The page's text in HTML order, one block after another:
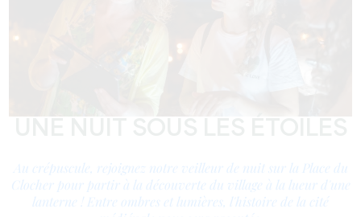
Au crépuscule, rejoignez notre veilleur de nuit sur la Place du
Clocher pour partir à la découverte du village à la lueur d'une
lanterne ! Entre ombres et lumières, l'histoire de la cité